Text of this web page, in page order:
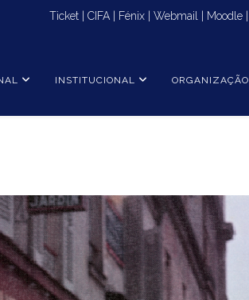
Ticket CIFA Fénix Webmail Moodle
INSTITUCIONAL ORGANIZAÇÃO